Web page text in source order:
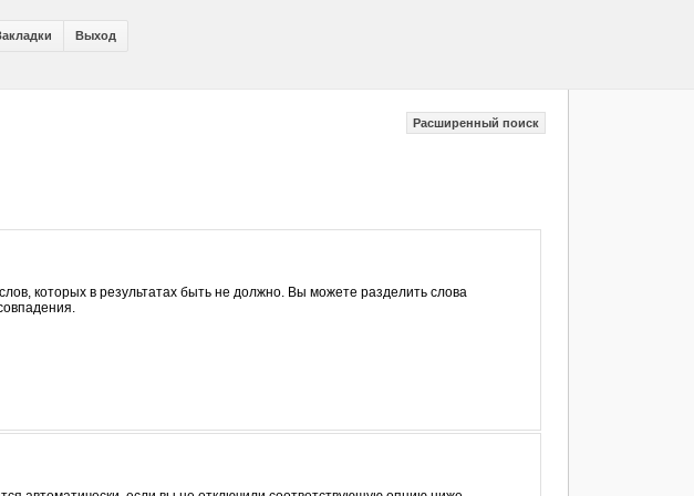
Выход
Расширенный поиск
которых в результатах быть не должно. Вы можете разделить слова